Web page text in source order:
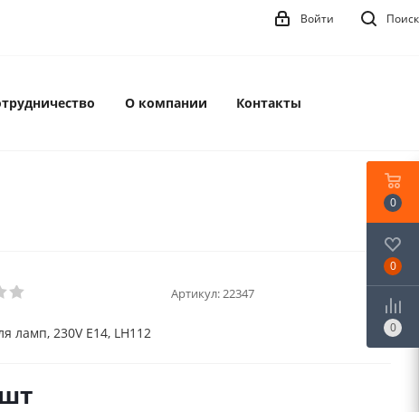
Поиск
Войти
О компании Контакты
Артикул: 22347
ламп, 230V E14, LH112
0
0
0